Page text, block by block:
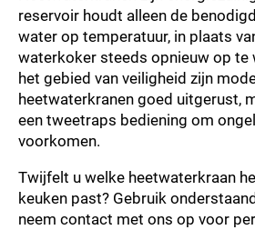
reservoir houdt alleen de
water op temperatuur, in plaats
waterkoker steeds opnieuw op te
het gebied van veiligheid zijn
heetwaterkranen goed uitgerust,
een tweetraps bediening om
voorkomen.
Twijfelt u welke heetwaterkraan
keuken past? Gebruik
neem contact met ons op voor